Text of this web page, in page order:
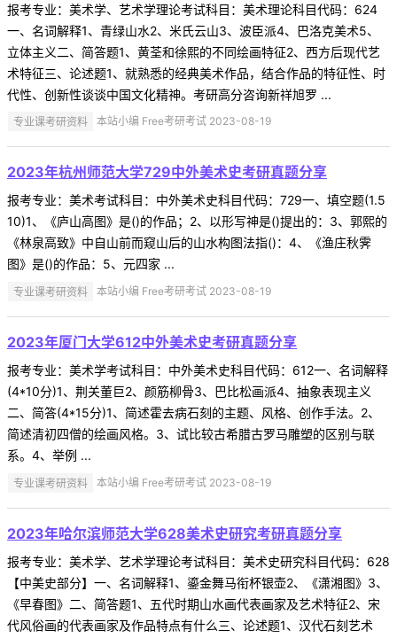
报考专业：美术学、艺术学理论考试科目：美术理论科目代码：624
一、名词解释1、青绿山水2、米氏云山3、波臣派4、巴洛克美术5、
立体主义二、简答题1、黄荃和徐熙的不同绘画特征2、西方后现代艺
术特征三、论述题1、就熟悉的经典美术作品，结合作品的特征性、时
代性、创新性谈谈中国文化精神。考研高分咨询新祥旭罗 ...
专业课考研资料 本站小编 Free考研考试 2023-08-19
2023年杭州师范大学729中外美术史考研真题分享
报考专业：美术考试科目：中外美术史科目代码：729一、填空题(1.5
10)1、《庐山高图》是()的作品；2、以形写神是()提出的：3、郭熙的
《林泉高致》中自山前而窥山后的山水构图法指()：4、《渔庄秋霁
图》是()的作品：5、元四家 ...
专业课考研资料 本站小编 Free考研考试 2023-08-19
2023年厦门大学612中外美术史考研真题分享
报考专业：美术学考试科目：中外美术史科目代码：612一、名词解释
(4*10分)1、荆关董巨2、颜筋柳骨3、巴比松画派4、抽象表现主义
二、简答(4*15分)1、简述霍去病石刻的主题、风格、创作手法。2、
简述清初四僧的绘画风格。3、试比较古希腊古罗马雕塑的区别与联
系。4、举例 ...
专业课考研资料 本站小编 Free考研考试 2023-08-19
2023年哈尔滨师范大学628美术史研究考研真题分享
报考专业：美术学、艺术学理论考试科目：美术史研究科目代码：628
【中美史部分】一、名词解释1、鎏金舞马衔杯银壶2、《潇湘图》3、
《早春图》二、简答题1、五代时期山水画代表画家及艺术特征2、宋
代风俗画的代表画家及作品特点有什么三、论述题1、汉代石刻艺术